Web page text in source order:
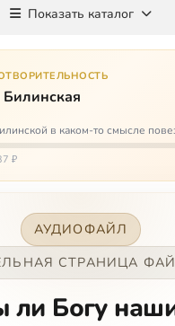
Показать каталог
в каком-то смысле
паралич зацепил её не
есть диагноз и есть немалые
₽
АУДИОФАЙЛ
СТРАНИЦА
ли Богу